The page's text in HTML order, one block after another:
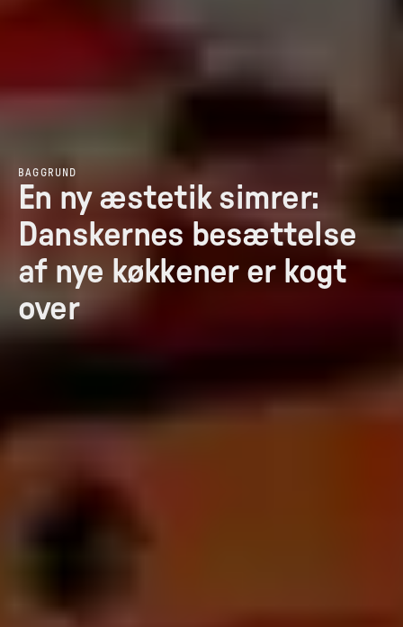
BAGGRUND
En ny æstetik simrer:
Danskernes besættelse
af nye køkkener er kogt
over